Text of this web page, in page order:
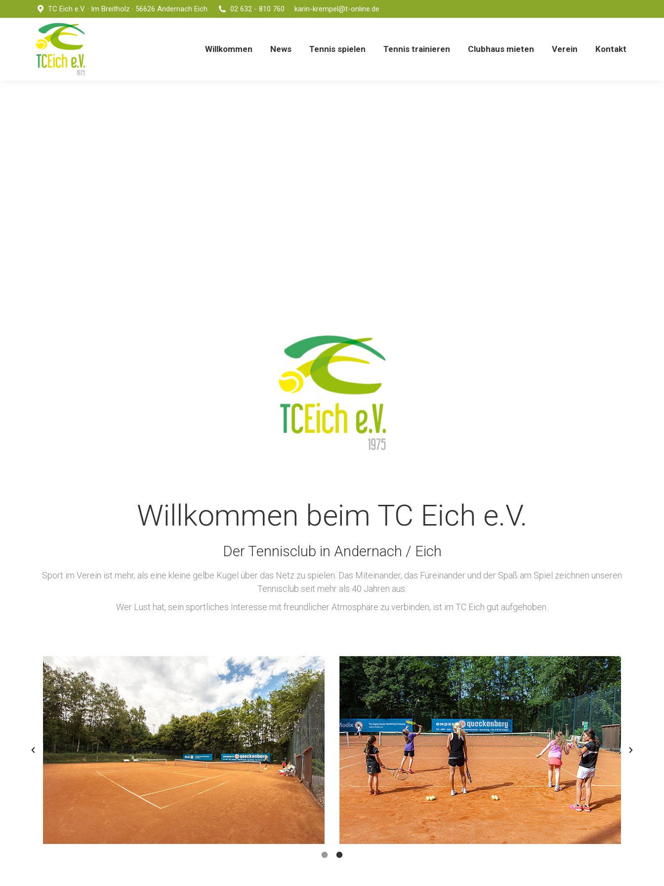
TC Eich e.V. · Im Breitholz · 56626 Andernach Eich 02 632 - 810 760 karin-krempel@t-online.de
Willkommen News Tennis spielen Tennis trainieren Clubhaus mieten Verein Kontakt
Willkommen beim TC Eich e.V.
Der Tennisclub in Andernach / Eich
Sport im Verein ist mehr, als eine kleine gelbe Kugel über das Netz zu spielen. Das Miteinander, das Füreinander und der Spaß am Spiel zeichnen unseren
Tennisclub seit mehr als 40 Jahren aus.
Wer Lust hat, sein sportliches Interesse mit freundlicher Atmosphäre zu verbinden, ist im TC Eich gut aufgehoben.
Willkommen News Tennis spielen Tennis trainieren Clubhaus mieten Verein Kontakt